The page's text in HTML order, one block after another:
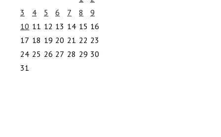
3
4 5 6 7 8
9
10 11 12 13 14 15 16
17 18 19 20 21 22 23
24 25 26 27 28 29 30
31